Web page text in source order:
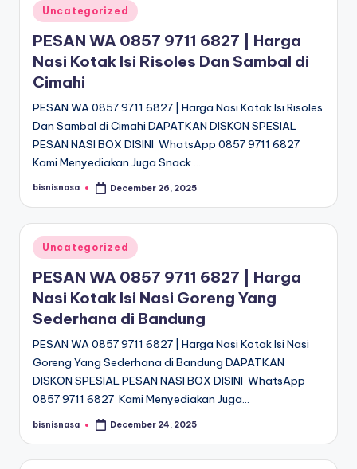
Posted
in
Uncategorized
PESAN WA 0857 9711 6827 | Harga
Nasi Kotak Isi Risoles Dan Sambal di
Cimahi
PESAN WA 0857 9711 6827 | Harga Nasi Kotak Isi Risoles
Dan Sambal di Cimahi DAPATKAN DISKON SPESIAL
PESAN NASI BOX DISINI WhatsApp 0857 9711 6827
Kami Menyediakan Juga Snack …
Posted
bisnisnasa December 26, 2025
Posted
in
Uncategorized
PESAN WA 0857 9711 6827 | Harga
Nasi Kotak Isi Nasi Goreng Yang
Sederhana di Bandung
PESAN WA 0857 9711 6827 | Harga Nasi Kotak Isi Nasi
Goreng Yang Sederhana di Bandung DAPATKAN
DISKON SPESIAL PESAN NASI BOX DISINI WhatsApp
0857 9711 6827 Kami Menyediakan Juga…
Posted
bisnisnasa December 24, 2025